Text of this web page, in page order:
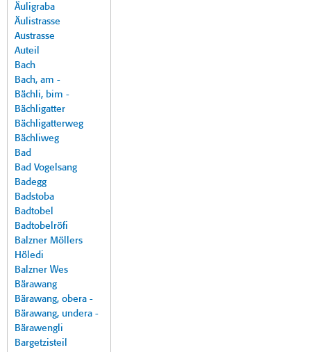
Äuligraba
Äulistrasse
Austrasse
Auteil
Bach
Bach, am -
Bächli, bim -
Bächligatter
Bächligatterweg
Bächliweg
Bad
Bad Vogelsang
Badegg
Badstoba
Badtobel
Badtobelröfi
Balzner Möllers
Höledi
Balzner Wes
Bärawang
Bärawang, obera -
Bärawang, undera -
Bärawengli
Bargetzisteil